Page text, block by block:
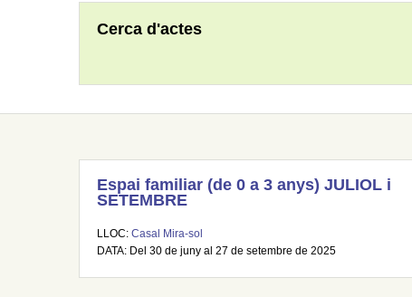
Cerca d'actes
Espai familiar (de 0 a 3 anys) JULIOL i
SETEMBRE
LLOC: Casal Mira-sol
DATA: Del 30 de juny al 27 de setembre de 2025